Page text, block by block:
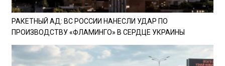
РАКЕТНЫЙ АД: ВС РОССИИ НАНЕСЛИ УДАР ПО
ПРОИЗВОДСТВУ «ФЛАМИНГО» В СЕРДЦЕ УКРАИНЫ